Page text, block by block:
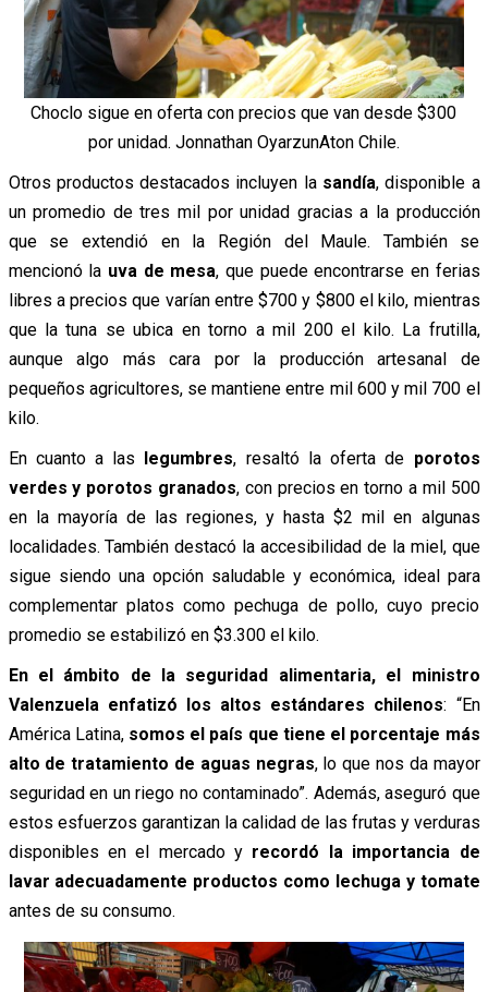
Choclo sigue en oferta con precios que van desde $300
por unidad. Jonnathan OyarzunAton Chile.
Otros productos destacados incluyen la sandía, disponible a
un promedio de tres mil por unidad gracias a la producción
que se extendió en la Región del Maule. También se
mencionó la uva de mesa, que puede encontrarse en ferias
libres a precios que varían entre $700 y $800 el kilo, mientras
que la tuna se ubica en torno a mil 200 el kilo. La frutilla,
aunque algo más cara por la producción artesanal de
pequeños agricultores, se mantiene entre mil 600 y mil 700 el
kilo.
En cuanto a las legumbres, resaltó la oferta de porotos
verdes y porotos granados, con precios en torno a mil 500
en la mayoría de las regiones, y hasta $2 mil en algunas
localidades. También destacó la accesibilidad de la miel, que
sigue siendo una opción saludable y económica, ideal para
complementar platos como pechuga de pollo, cuyo precio
promedio se estabilizó en $3.300 el kilo.
En el ámbito de la seguridad alimentaria, el ministro
Valenzuela enfatizó los altos estándares chilenos: “En
América Latina, somos el país que tiene el porcentaje más
alto de tratamiento de aguas negras, lo que nos da mayor
seguridad en un riego no contaminado”. Además, aseguró que
estos esfuerzos garantizan la calidad de las frutas y verduras
disponibles en el mercado y recordó la importancia de
lavar adecuadamente productos como lechuga y tomate
antes de su consumo.